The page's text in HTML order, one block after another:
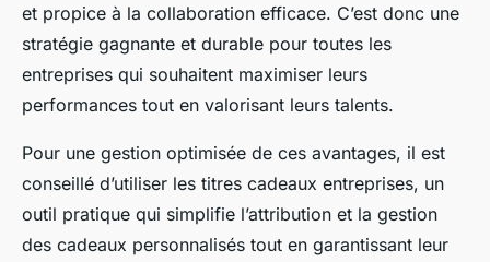
et propice à la collaboration efficace. C’est donc une
stratégie gagnante et durable pour toutes les
entreprises qui souhaitent maximiser leurs
performances tout en valorisant leurs talents.
Pour une gestion optimisée de ces avantages, il est
conseillé d’utiliser les titres cadeaux entreprises, un
outil pratique qui simplifie l’attribution et la gestion
des cadeaux personnalisés tout en garantissant leur